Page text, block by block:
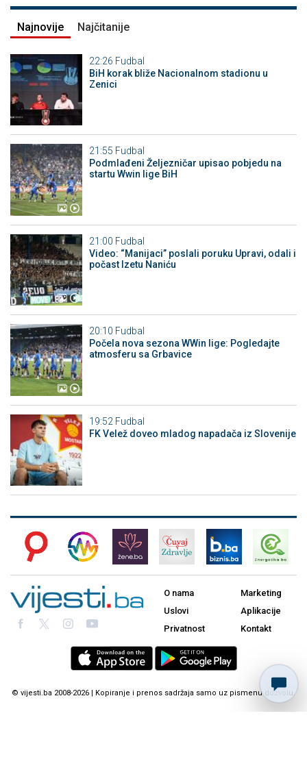
Najnovije Najčitanije
22:26 Fudbal
BiH korak bliže Nacionalnom stadionu u
Zenici
21:55 Fudbal
Podmlađeni Željezničar upisao pobjedu na
startu Wwin lige BiH
21:00 Fudbal
Video: “Manijaci” poslali poruku Upravi, odali i
počast Izetu Naniću
20:10 Fudbal
Počela nova sezona WWin lige: Pogledajte
atmosferu sa Grbavice
19:52 Fudbal
FK Velež doveo mladog napadača iz Slovenije
O nama
Uslovi
Privatnost
Marketing
Aplikacije
Kontakt
© vijesti.ba 2008-2026 | Kopiranje i prenos sadržaja samo uz pismenu dozvolu.